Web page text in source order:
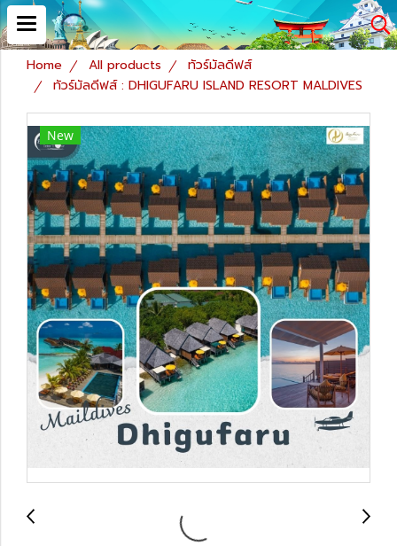
Home All products
ทัวร์มัลดีฟส์
ทัวร์มัลดีฟส์ : DHIGUFARU ISLAND RESORT MALDIVES
New